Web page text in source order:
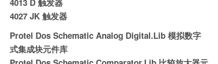
4013 D 触发器
4027 JK 触发器
Protel Dos Schematic Analog Digital.Lib 模拟数字
式集成块元件库